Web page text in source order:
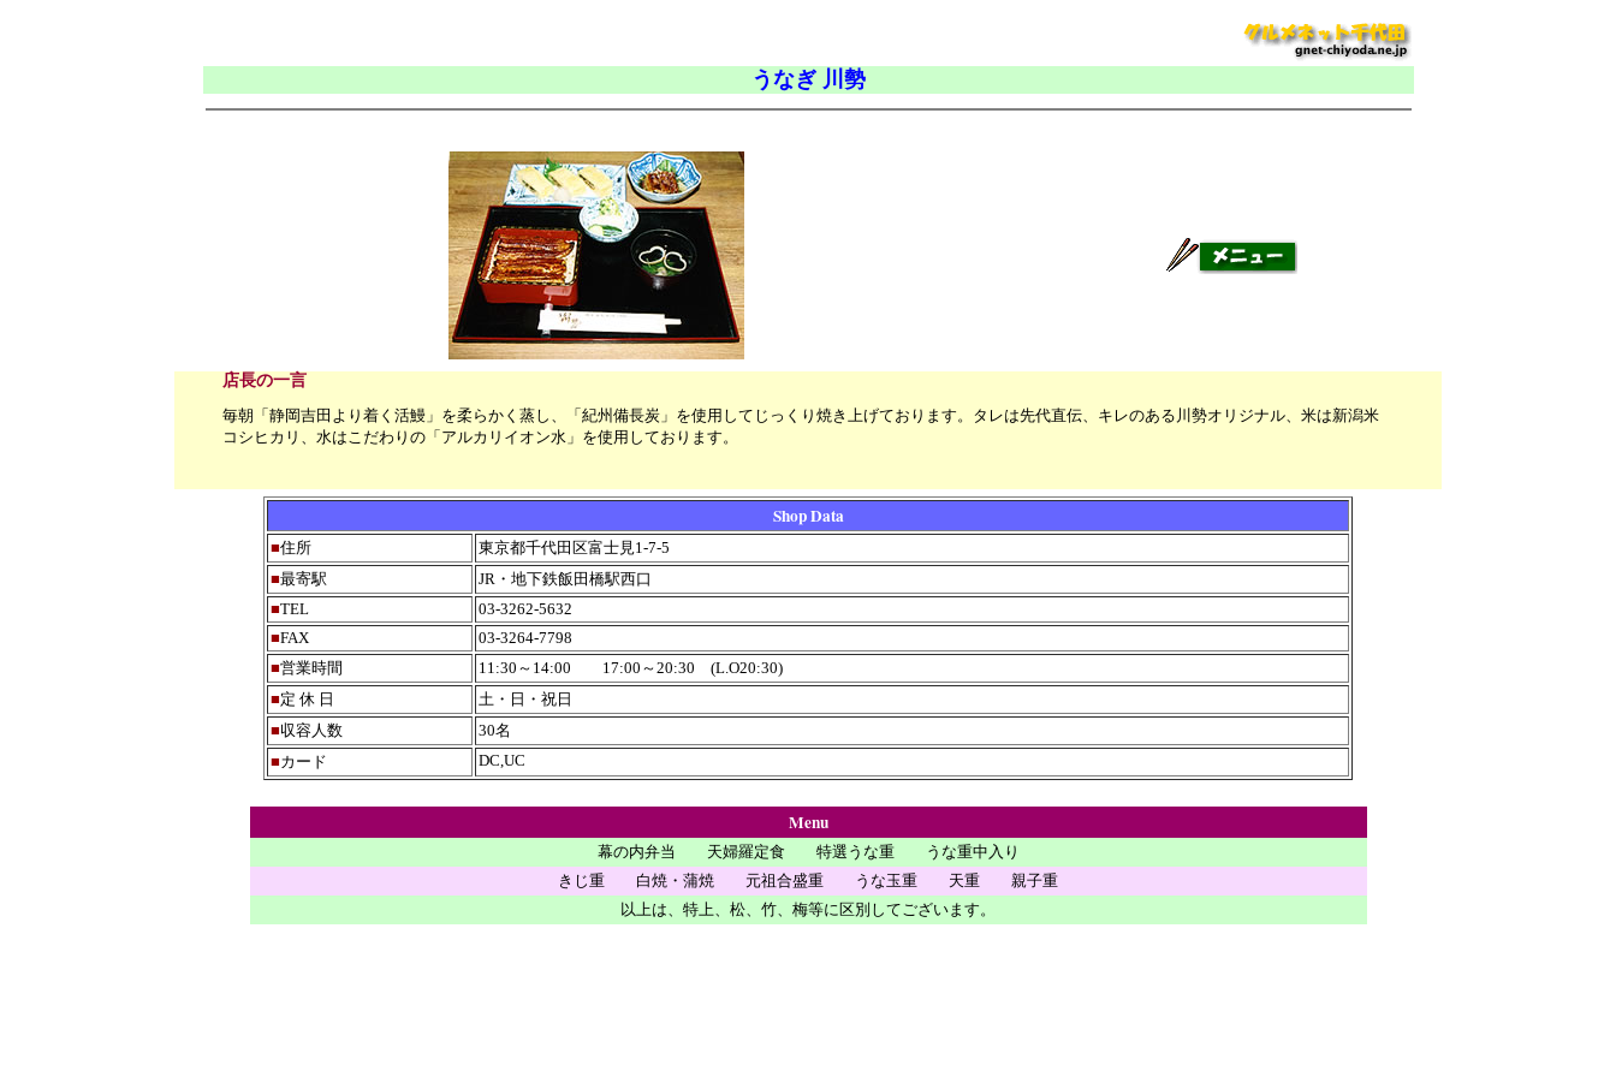
うなぎ 川勢
店長の一言
毎朝「静岡吉田より着く活鰻」を柔らかく蒸し、「紀州備長炭」を使用してじっくり焼き上げております。タレは先代直伝、キレのある川勢オリジナル、米は新潟米
コシヒカリ、水はこだわりの「アルカリイオン水」を使用しております。
Shop Data
■住所
東京都千代田区富士見1-7-5
■最寄駅
JR・地下鉄飯田橋駅西口
■TEL
03-3262-5632
■FAX
03-3264-7798
■営業時間
11:30～14:00 17:00～20:30 (L.O20:30)
■定 休 日
土・日・祝日
■収容人数
30名
■カード DC,UC
Menu
幕の内弁当 天婦羅定食 特選うな重 うな重中入り
きじ重 白焼・蒲焼 元祖合盛重 うな玉重 天重 親子重
以上は、特上、松、竹、梅等に区別してございます。